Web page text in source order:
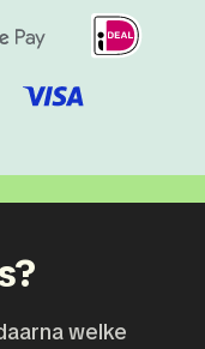
welke